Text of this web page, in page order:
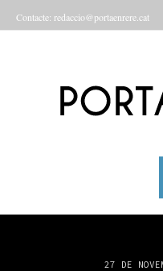
Contacte: redaccio@portaenrere.cat
27 DE